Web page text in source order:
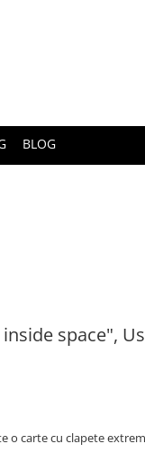
BLOG
space",
o carte cu clapete